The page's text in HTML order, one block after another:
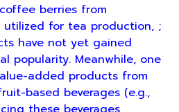
berries from
utilized for tea production, ;
have not yet gained
popularity. Meanwhile, one
added products from
based beverages (e.g.,